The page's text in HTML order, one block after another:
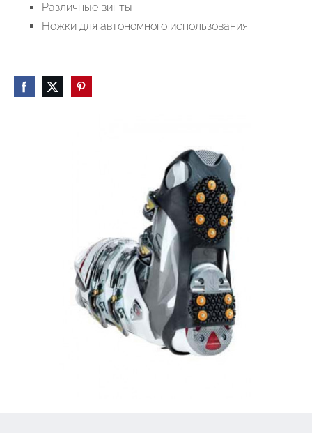
Различные винты
Ножки для автономного использования